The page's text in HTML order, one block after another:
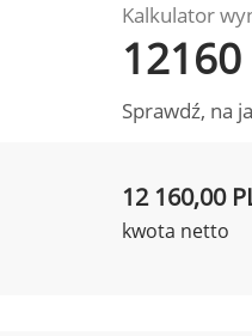
Kalkulator
Sprawdź, na
12 160,00
kwota netto